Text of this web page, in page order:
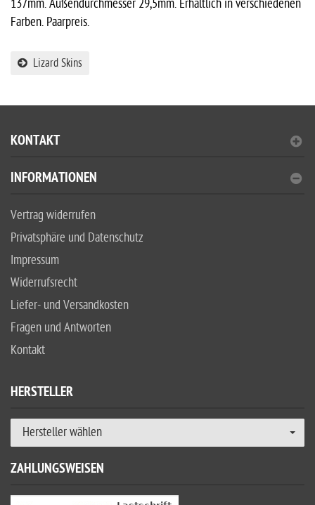
137mm. Außendurchmesser 29,5mm. Erhältlich in verschiedenen
Farben. Paarpreis.
Lizard Skins
KONTAKT
INFORMATIONEN
Vertrag widerrufen
Privatsphäre und Datenschutz
Impressum
Widerrufsrecht
Liefer- und Versandkosten
Fragen und Antworten
Kontakt
HERSTELLER
Hersteller wählen
ZAHLUNGSWEISEN